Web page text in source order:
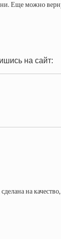
Еще можно
на сайт: